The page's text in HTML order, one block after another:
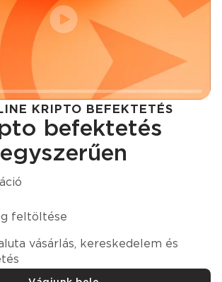
kriptovalutát percek alatt?
KRIPTO BEFEKTETÉS
befektetés
egyszerűen
feltöltése
vásárlás, kereskedelem és